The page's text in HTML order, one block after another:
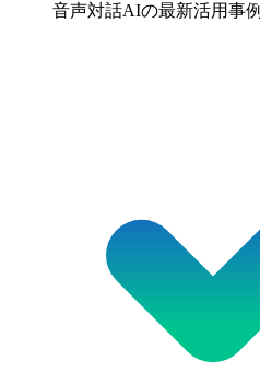
音声対話AIの最新活用事